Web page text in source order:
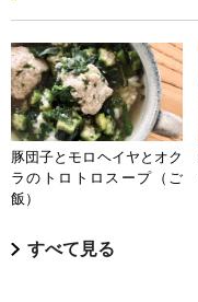
豚団子とモロヘイヤとオク
ラのトロトロスープ（ご
飯）
すべて見る